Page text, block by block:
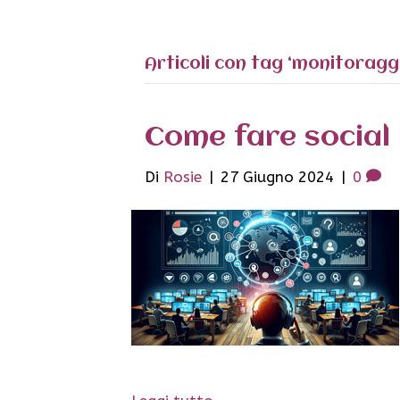
Articoli con tag
Come fare
Di Rosie | 27 Giugno 2024 | 0